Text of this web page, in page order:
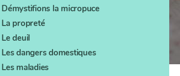
Démystifions la micropuce
La propreté
Le deuil
Les dangers domestiques
Les maladies